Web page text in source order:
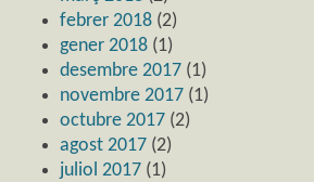
febrer 2018 (2)
gener 2018 (1)
desembre 2017 (1)
novembre 2017 (1)
octubre 2017 (2)
agost 2017 (2)
juliol 2017 (1)